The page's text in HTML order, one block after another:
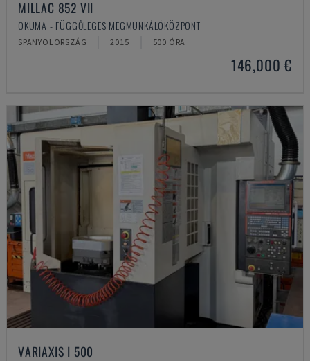
MILLAC 852 VII
OKUMA - FÜGGŐLEGES MEGMUNKÁLÓKÖZPONT
SPANYOLORSZÁG 2015 500 ÓRA
146,000 €
VARIAXIS I 500